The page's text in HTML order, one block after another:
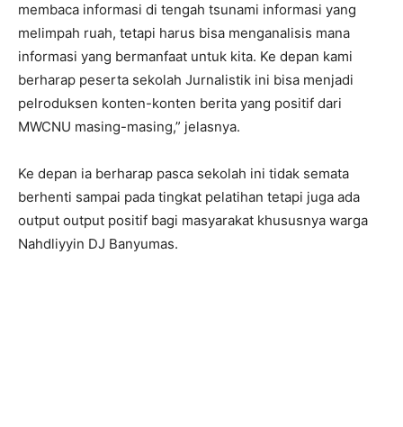
membaca informasi di tengah tsunami informasi yang
melimpah ruah, tetapi harus bisa menganalisis mana
informasi yang bermanfaat untuk kita. Ke depan kami
berharap peserta sekolah Jurnalistik ini bisa menjadi
pelroduksen konten-konten berita yang positif dari
MWCNU masing-masing,” jelasnya.
Ke depan ia berharap pasca sekolah ini tidak semata
berhenti sampai pada tingkat pelatihan tetapi juga ada
output output positif bagi masyarakat khususnya warga
Nahdliyyin DJ Banyumas.